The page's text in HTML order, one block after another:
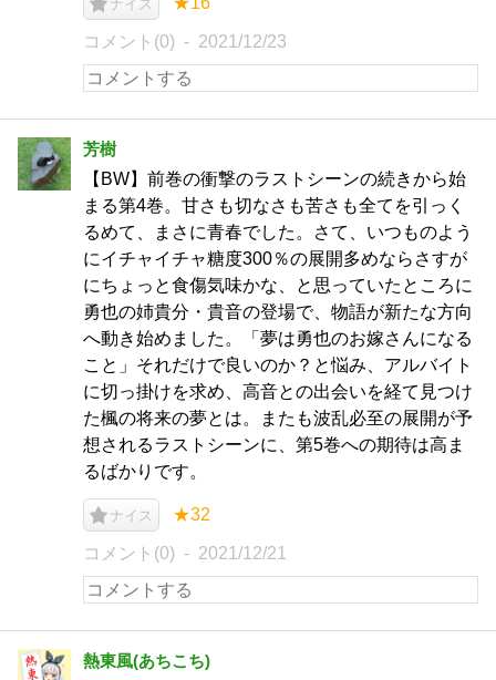
ナイス
コメント(0) 2021/12/23
芳樹
【BW】前巻の衝撃のラストシーンの続きから始
まる第4巻。甘さも切なさも苦さも全てを引っく
るめて、まさに青春でした。さて、いつものよう
にイチャイチャ糖度300％の展開多めならさすが
にちょっと食傷気味かな、と思っていたところに
勇也の姉貴分・貴音の登場で、物語が新たな方向
へ動き始めました。「夢は勇也のお嫁さんになる
こと」それだけで良いのか？と悩み、アルバイト
に切っ掛けを求め、高音との出会いを経て見つけ
た楓の将来の夢とは。またも波乱必至の展開が予
想されるラストシーンに、第5巻への期待は高ま
るばかりです。
ナイス ★32
コメント(0) 2021/12/21
熱東風(あちこち)